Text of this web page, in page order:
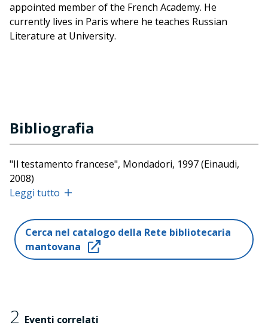
appointed member of the French Academy. He
currently lives in Paris where he teaches Russian
Literature at University.
Bibliografia
"Il testamento francese", Mondadori, 1997 (Einaudi,
2008)
"Il delitto di Olga Arbelina", Passigli, 2001
"Al tempo del fiume Amour", Passigli, 2000
"La musica di una vita", Einaudi, 2003
"La donna che aspettava", Einaudi, 2006
Liberilibri, 2009
Leggi tutto
Cerca nel catalogo della Rete bibliotecaria
mantovana
2 Eventi correlati